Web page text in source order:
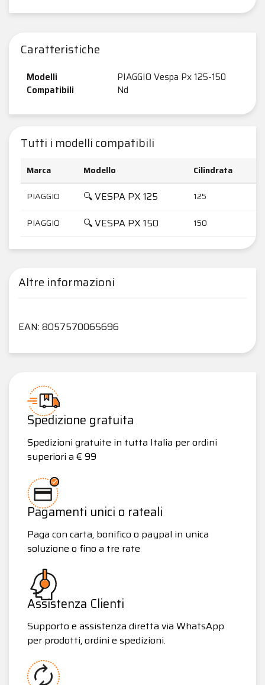
Caratteristiche
Modelli
Compatibili
PIAGGIO Vespa Px 125-150
Nd
Tutti i modelli compatibili
Marca Modello Cilindrata
PIAGGIO
🔍 VESPA PX 125 125
PIAGGIO 🔍 VESPA PX 150 150
Altre informazioni
EAN: 8057570065696
Spedizione gratuita
Spedizioni gratuite in tutta Italia per ordini
superiori a € 99
Pagamenti unici o rateali
Paga con carta, bonifico o paypal in unica
soluzione o fino a tre rate
Assistenza Clienti
Supporto e assistenza diretta via WhatsApp
per prodotti, ordini e spedizioni.